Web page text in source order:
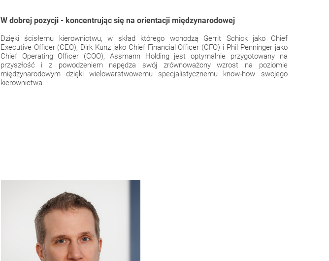
W dobrej pozycji - koncentrując się na orientacji międzynarodowej
Dzięki ścisłemu kierownictwu, w skład którego wchodzą Gerrit Schick jako Chief
Executive Officer (CEO), Dirk Kunz jako Chief Financial Officer (CFO) i Phil Penninger jako
Chief Operating Officer (COO), Assmann Holding jest optymalnie przygotowany na
przyszłość i z powodzeniem napędza swój zrównoważony wzrost na poziomie
międzynarodowym dzięki wielowarstwowemu specjalistycznemu know-how swojego
kierownictwa.